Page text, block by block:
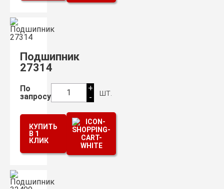
Подшипник
27314
По
запросу
1
+
-
шт.
КУПИТЬ
В 1
КЛИК